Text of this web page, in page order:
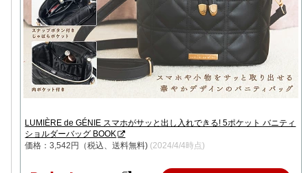
LUMIÈRE de GÉNIE スマホがサッと出し入れできる! 5ポケット バニティ
ショルダーバッグ BOOK
価格：3,542円（税込、送料無料) (2024/4/4時点)